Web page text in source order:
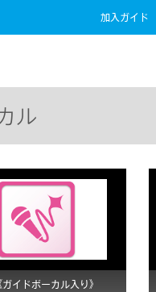
加入ガイド
ル
イドボーカル入り》